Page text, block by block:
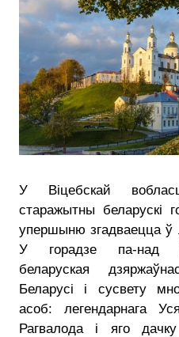
У Віцебскай
старажытны
упершыню згадваецца ў
У горадзе па-над
беларуская
Беларусі і сусвету
асоб: легендарнага
Рагвалода і яго